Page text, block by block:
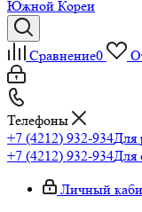
Сравнение0
Телефоны
+7 (4212) 932-934Для
+7 (4212) 932-934Для
Личный